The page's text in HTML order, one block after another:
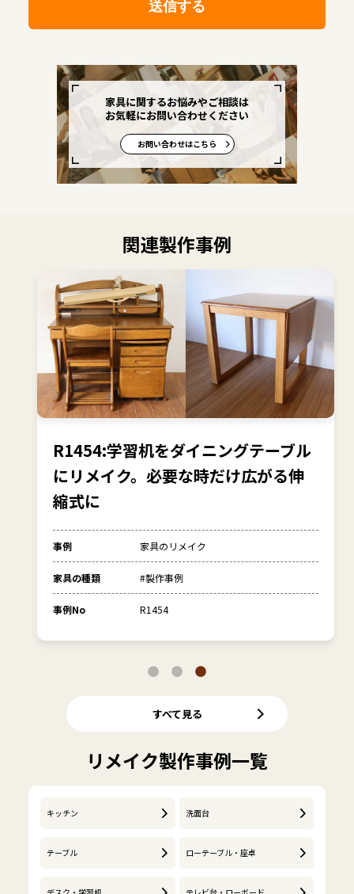
家具に関するお悩みやご相談は
お気軽にお問い合わせください
お問い合わせはこちら
関連製作事例
R1454:学習机をダイニングテーブル
にリメイク。必要な時だけ広がる伸
縮式に
事例 家具のリメイク
家具の種類 #製作事例
事例No R1454
すべて見る
リメイク製作事例一覧
キッチン 洗面台
テーブル ローテーブル・座卓